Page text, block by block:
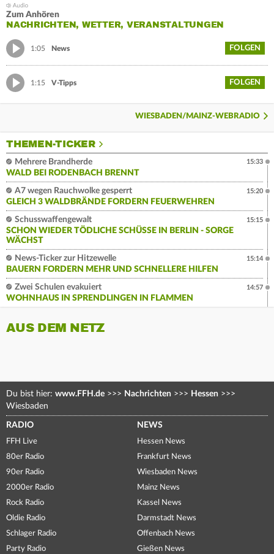
Zum Anhören
NACHRICHTEN, WETTER, VERANSTALTUNGEN
1:05 News FOLGEN
1:15 V-Tipps FOLGEN
WIESBADEN/MAINZ-WEBRADIO
THEMEN-TICKER
Mehrere Brandherde
WALD BEI RODENBACH BRENNT
15:33
A7 wegen Rauchwolke gesperrt
GLEICH 3 WALDBRÄNDE FORDERN FEUERWEHREN
15:20
Schusswaffengewalt
SCHON WIEDER TÖDLICHE SCHÜSSE IN BERLIN - SORGE
WÄCHST
15:15
News-Ticker zur Hitzewelle
BAUERN FORDERN MEHR UND SCHNELLERE HILFEN
15:14
Zwei Schulen evakuiert
WOHNHAUS IN SPRENDLINGEN IN FLAMMEN
14:57
AUS DEM NETZ
Du bist hier: www.FFH.de >>> Nachrichten >>> Hessen >>>
Wiesbaden
RADIO
FFH Live
80er Radio
90er Radio
2000er Radio
Rock Radio
Oldie Radio
Schlager Radio
Party Radio
NEWS
Hessen News
Frankfurt News
Wiesbaden News
Mainz News
Kassel News
Darmstadt News
Offenbach News
Gießen News